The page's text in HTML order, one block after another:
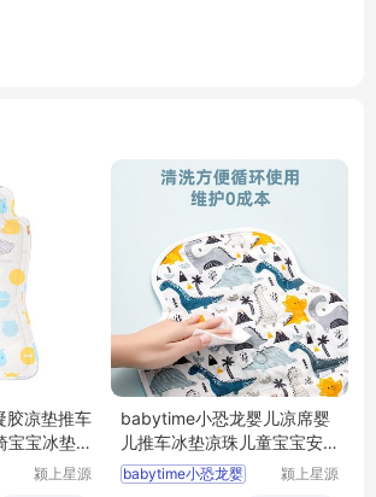
胶凉垫推车
宝宝冰垫
颍上星源
babytime小恐龙婴儿凉席婴
儿推车冰垫凉珠儿童宝宝安
全座椅通用夏
babytime小恐龙婴
颍上星源